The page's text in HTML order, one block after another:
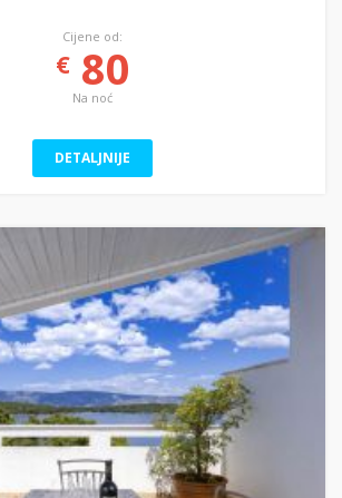
Cijene od:
€80
Na noć
DETALJNIJE